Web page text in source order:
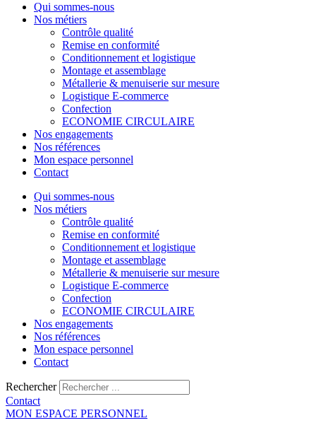
Qui sommes-nous
Nos métiers
Contrôle qualité
Remise en conformité
Conditionnement et logistique
Montage et assemblage
Métallerie & menuiserie sur mesure
Logistique E-commerce
Confection
ECONOMIE CIRCULAIRE
Nos engagements
Nos références
Mon espace personnel
Contact
Qui sommes-nous
Nos métiers
Contrôle qualité
Remise en conformité
Conditionnement et logistique
Montage et assemblage
Métallerie & menuiserie sur mesure
Logistique E-commerce
Confection
ECONOMIE CIRCULAIRE
Nos engagements
Nos références
Mon espace personnel
Contact
Rechercher
Contact
MON ESPACE PERSONNEL